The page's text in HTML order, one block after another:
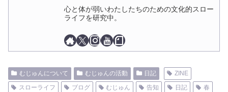
心と体が弱いわたしたちのための文化的スロー
ライフを研究中。
むじゅんについて むじゅんの活動 日記
ZINE
スローライフ
ブログ むじゅん 告知 日記
春